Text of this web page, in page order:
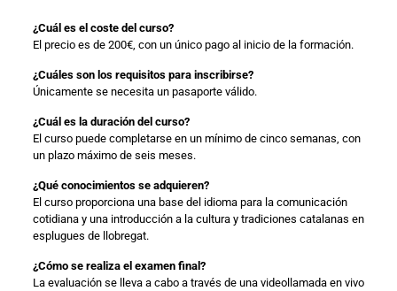
¿Cuál es el coste del curso?
El precio es de 200€, con un único pago al inicio de la formación.
¿Cuáles son los requisitos para inscribirse?
Únicamente se necesita un pasaporte válido.
¿Cuál es la duración del curso?
El curso puede completarse en un mínimo de cinco semanas, con
un plazo máximo de seis meses.
¿Qué conocimientos se adquieren?
El curso proporciona una base del idioma para la comunicación
cotidiana y una introducción a la cultura y tradiciones catalanas en
esplugues de llobregat.
¿Cómo se realiza el examen final?
La evaluación se lleva a cabo a través de una videollamada en vivo